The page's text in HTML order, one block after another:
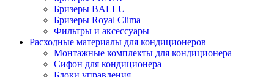
Бризеры BALLU
Бризеры Royal Clima
Фильтры и аксессуары
Расходные материалы для кондиционеров
Монтажные комплекты для кондиционера
Сифон для кондиционера
Блоки управления